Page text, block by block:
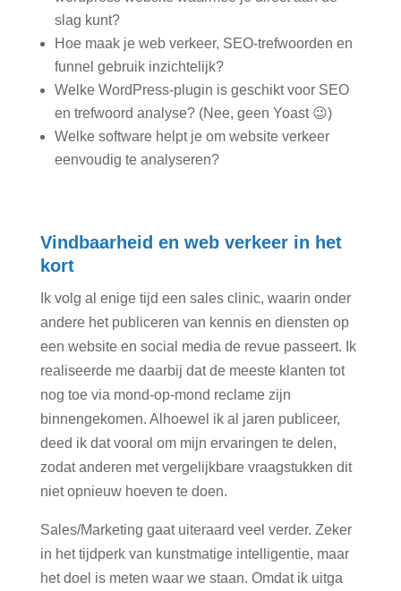
slag kunt?
Hoe maak je web verkeer, SEO-trefwoorden en
funnel gebruik inzichtelijk?
Welke WordPress-plugin is geschikt voor SEO
en trefwoord analyse? (Nee, geen Yoast 😉)
Welke software helpt je om website verkeer
eenvoudig te analyseren?
Vindbaarheid en web verkeer in het
kort
Ik volg al enige tijd een sales clinic, waarin onder
andere het publiceren van kennis en diensten op
een website en social media de revue passeert. Ik
realiseerde me daarbij dat de meeste klanten tot
nog toe via mond-op-mond reclame zijn
binnengekomen. Alhoewel ik al jaren publiceer,
deed ik dat vooral om mijn ervaringen te delen,
zodat anderen met vergelijkbare vraagstukken dit
niet opnieuw hoeven te doen.
Sales/Marketing gaat uiteraard veel verder. Zeker
in het tijdperk van kunstmatige intelligentie, maar
het doel is meten waar we staan. Omdat ik uitga